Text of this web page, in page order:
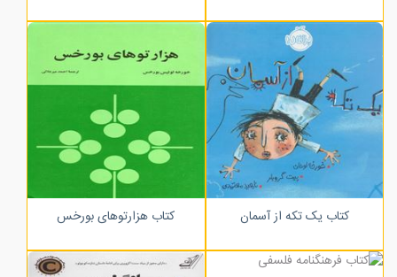
کتاب یک تکه از آسمان کتاب هزارتوهای بورخس